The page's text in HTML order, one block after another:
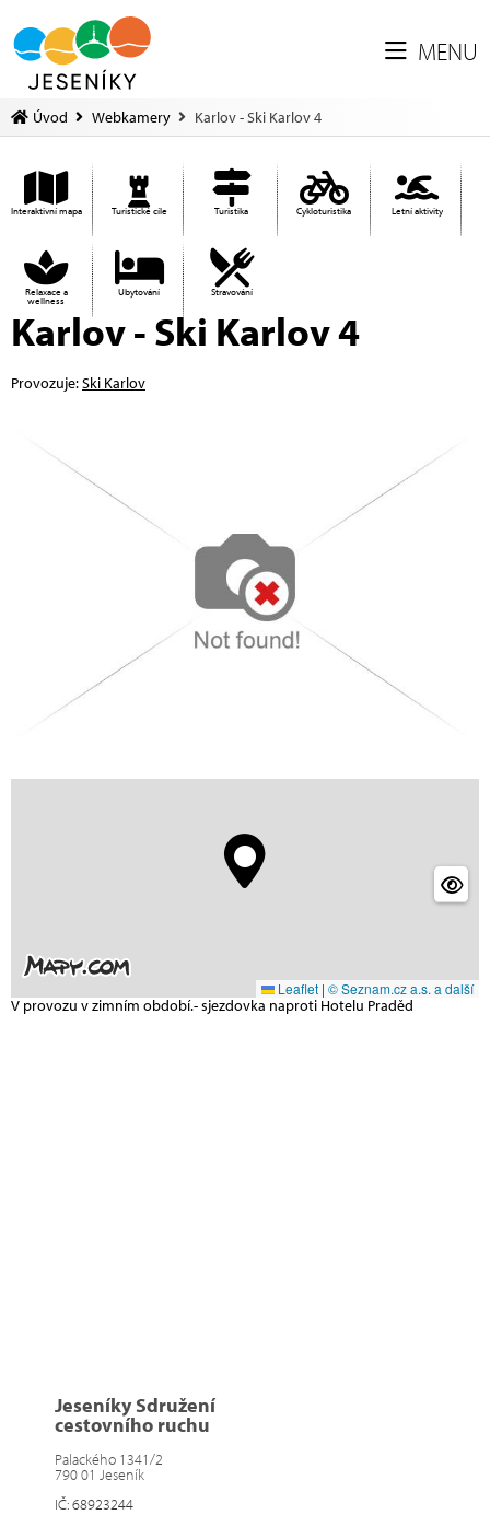
MENU
Úvod Webkamery Karlov - Ski Karlov 4
Interaktivní mapa Turistické cíle Turistika Cykloturistika Letní aktivity
Relaxace a
wellness
Ubytování Stravování
Karlov - Ski Karlov 4
Provozuje:Ski Karlov
Leaflet | © Seznam.cz a.s. a další
V provozu v zimním období.- sjezdovka naproti Hotelu Praděd
Jeseníky Sdružení
cestovního ruchu
Palackého 1341/2
790 01 Jeseník
IČ: 68923244